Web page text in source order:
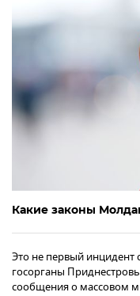
Какие законы
Это не первый инцидент
госорганы
сообщения о массовом